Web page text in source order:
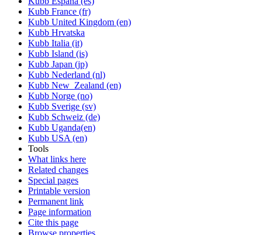
Kubb France (fr)
Kubb United Kingdom (en)
Kubb Hrvatska
Kubb Italia (it)
Kubb Island (is)
Kubb Japan (jp)
Kubb Nederland (nl)
Kubb New_Zealand (en)
Kubb Norge (no)
Kubb Sverige (sv)
Kubb Schweiz (de)
Kubb Uganda(en)
Kubb USA (en)
Tools
What links here
Related changes
Special pages
Printable version
Permanent link
Page information
Cite this page